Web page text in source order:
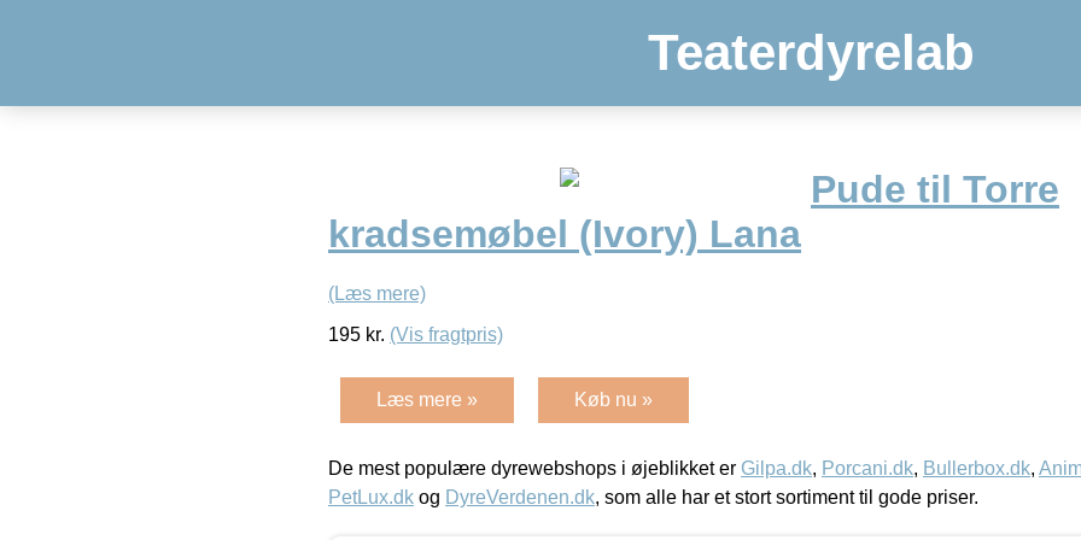
Teaterdyrelab
Pude til Torre
kradsemøbel (Ivory) Lana
(Læs mere)
195 kr. (Vis fragtpris)
Læs mere » Køb nu »
De mest populære dyrewebshops i øjeblikket er Gilpa.dk, Porcani.dk, Bullerbox.dk,
PetLux.dk og DyreVerdenen.dk, som alle har et stort sortiment til gode priser.